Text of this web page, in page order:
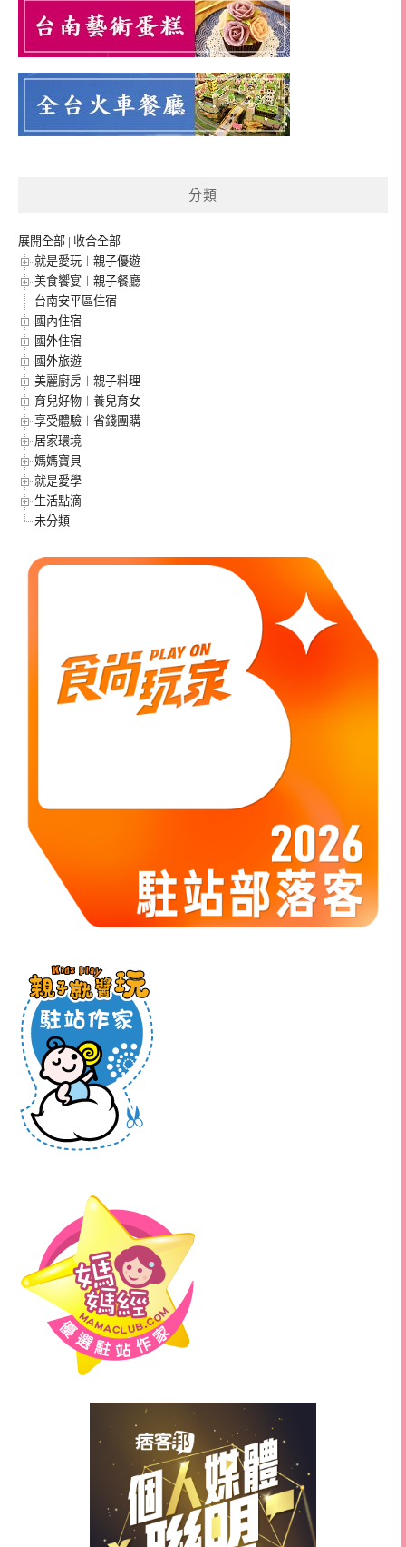
分類
展開全部 | 收合全部
就是愛玩︱親子優遊
美食饗宴︱親子餐廳
台南安平區住宿
國內住宿
國外住宿
國外旅遊
美麗廚房︱親子料理
育兒好物︱養兒育女
享受體驗︱省錢團購
居家環境
媽媽寶貝
就是愛學
生活點滴
未分類